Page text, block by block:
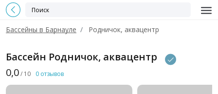
Бассейны в Барнауле Родничок, аквацентр
Бассейн Родничок, аквацентр
0,0/ 10 0 отзывов